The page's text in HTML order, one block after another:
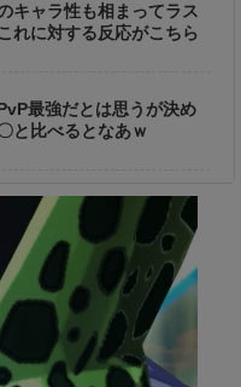
キャラ性も相まってラス
れに対する反応がこちら
最強だとは思うが決め
と比べるとなあｗ